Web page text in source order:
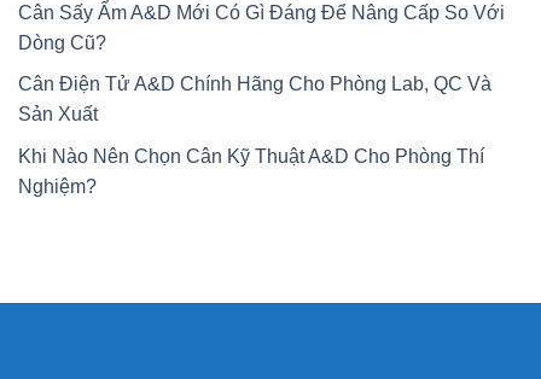
Cân Sấy Ẩm A&D Mới Có Gì Đáng Để Nâng Cấp So Với
Dòng Cũ?
Cân Điện Tử A&D Chính Hãng Cho Phòng Lab, QC Và
Sản Xuất
Khi Nào Nên Chọn Cân Kỹ Thuật A&D Cho Phòng Thí
Nghiệm?